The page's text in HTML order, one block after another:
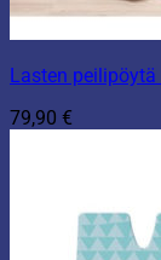
Lasten peilipöytä
79,90 €